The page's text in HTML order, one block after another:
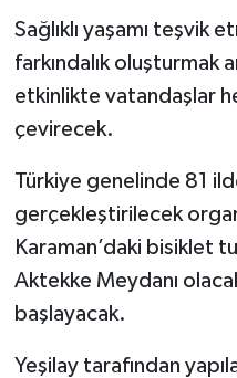
Sağlıklı yaşamı teşvik
farkındalık oluşturmak
etkinlikte vatandaşlar
çevirecek.
Türkiye genelinde 81
gerçekleştirilecek
Karaman’daki bisiklet
Aktekke Meydanı
başlayacak.
Yeşilay tarafından